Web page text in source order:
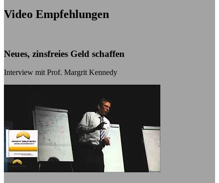
Video Empfehlungen
Neues, zinsfreies Geld schaffen
Interview mit Prof. Margrit Kennedy